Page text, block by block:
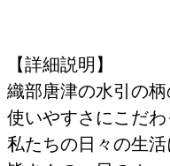
【詳細説明】
織部唐津の水引の柄
使いやすさにこだわ
私たちの日々の生活